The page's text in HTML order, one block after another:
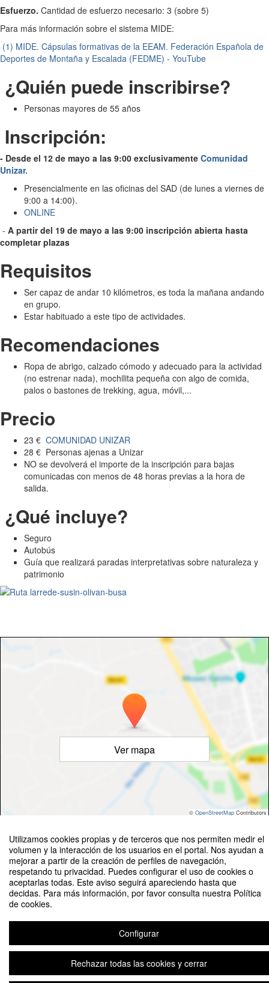
Utilizamos cookies propias y de terceros que nos permiten medir el
volumen y la interacción de los usuarios en el portal. Nos ayudan a
mejorar a partir de la creación de perfiles de navegación,
respetando tu privacidad. Puedes configurar el uso de cookies o
aceptarlas todas. Este aviso seguirá apareciendo hasta que
decidas. Para más información, por favor consulta nuestra Política
de cookies.
Configurar
Rechazar todas las cookies y cerrar
Esfuerzo. Cantidad de esfuerzo necesario: 3 (sobre 5)
Para más información sobre el sistema MIDE:
(1) MIDE. Cápsulas formativas de la EEAM. Federación Española de
Deportes de Montaña y Escalada (FEDME) - YouTube
¿Quién puede inscribirse?
Personas mayores de 55 años
Inscripción:
- Desde el 12 de mayo a las 9:00 exclusivamente Comunidad
Unizar.
Presencialmente en las oficinas del SAD (de lunes a viernes de
9:00 a 14:00).
ONLINE
- A partir del 19 de mayo a las 9:00 inscripción abierta hasta
completar plazas
Requisitos
Ser capaz de andar 10 kilómetros, es toda la mañana andando
en grupo.
Estar habituado a este tipo de actividades.
Recomendaciones
Ropa de abrigo, calzado cómodo y adecuado para la actividad
(no estrenar nada), mochilita pequeña con algo de comida,
palos o bastones de trekking, agua, móvil,...
Precio
23 € COMUNIDAD UNIZAR
28 € Personas ajenas a Unizar
NO se devolverá el importe de la inscripción para bajas
comunicadas con menos de 48 horas previas a la hora de
salida.
¿Qué incluye?
Seguro
Autobús
Guía que realizará paradas interpretativas sobre naturaleza y
patrimonio
Ver mapa
© OpenStreetMap Contributors
Senderismo 8 de marzo. Lárrede-Susín-Oliván-Busa
Plataforma de organización de eventos Symposium